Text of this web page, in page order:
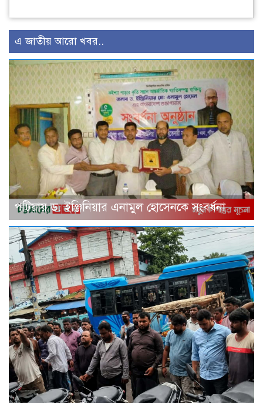
এ জাতীয় আরো খবর..
পটিয়ায় ড. ইঞ্জিনিয়ার এনামুল হোসেনকে সংবর্ধনা